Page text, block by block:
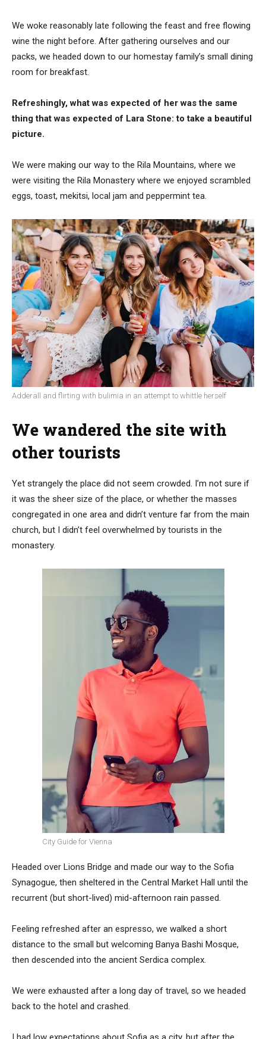
We woke reasonably late following the feast and free flowing
wine the night before. After gathering ourselves and our
packs, we headed down to our homestay family’s small dining
room for breakfast.
Refreshingly, what was expected of her was the same
thing that was expected of Lara Stone: to take a beautiful
picture.
We were making our way to the Rila Mountains, where we
were visiting the Rila Monastery where we enjoyed scrambled
eggs, toast, mekitsi, local jam and peppermint tea.
Adderall and flirting with bulimia in an attempt to whittle herself
We wandered the site with
other tourists
Yet strangely the place did not seem crowded. I’m not sure if
it was the sheer size of the place, or whether the masses
congregated in one area and didn’t venture far from the main
church, but I didn’t feel overwhelmed by tourists in the
monastery.
City Guide for Vienna
Headed over Lions Bridge and made our way to the Sofia
Synagogue, then sheltered in the Central Market Hall until the
recurrent (but short-lived) mid-afternoon rain passed.
Feeling refreshed after an espresso, we walked a short
distance to the small but welcoming Banya Bashi Mosque,
then descended into the ancient Serdica complex.
We were exhausted after a long day of travel, so we headed
back to the hotel and crashed.